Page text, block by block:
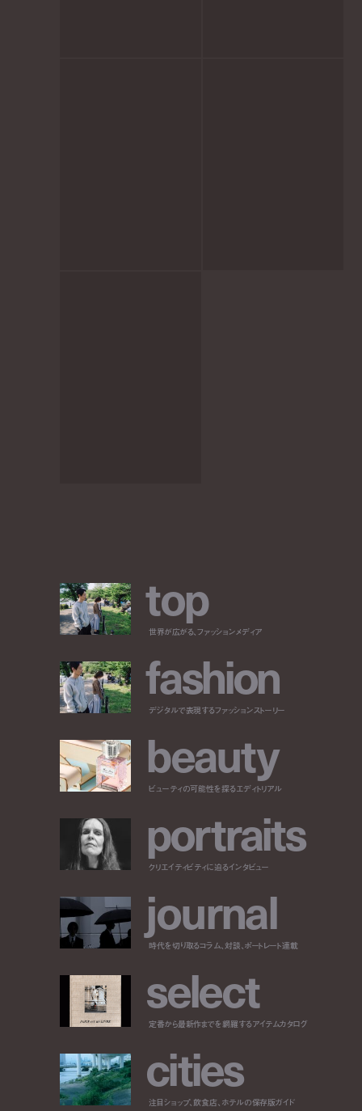
top
世界が広がる、ファッションメディア
fashion
デジタルで表現するファッションストーリー
beauty
ビューティの可能性を探るエディトリアル
portraits
クリエイティビティに迫るインタビュー
journal
時代を切り取るコラム、対談、ポートレート連載
select
定番から最新作までを網羅するアイテムカタログ
cities
注目ショップ、飲食店、ホテルの保存版ガイド